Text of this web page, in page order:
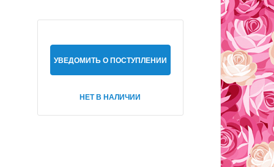
УВЕДОМИТЬ О ПОСТУПЛЕНИИ
НЕТ В НАЛИЧИИ